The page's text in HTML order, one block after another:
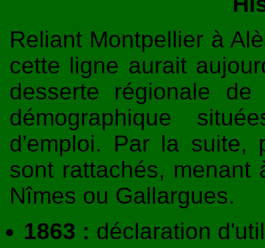
Reliant Montpellier à
cette ligne aurait
desserte régionale
démographique
d'emploi. Par la suite,
sont rattachés, menant
Nîmes ou Gallargues.
1863 : déclaration